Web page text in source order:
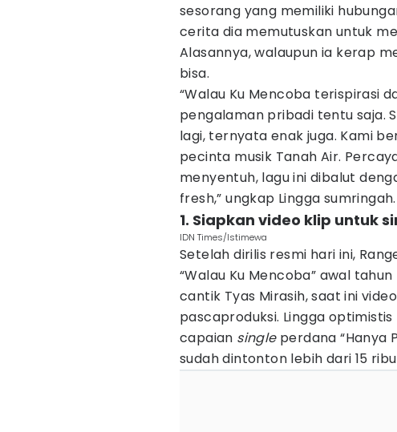
sesorang yang memiliki
cerita dia memutuskan untuk
Alasannya, walaupun ia kerap
bisa.
“Walau Ku Mencoba terispirasi
pengalaman pribadi tentu saja.
lagi, ternyata enak juga. Kami
pecinta musik Tanah Air.
menyentuh, lagu ini dibalut
fresh,” ungkap Lingga sumringah.
1. Siapkan video klip untuk
IDN Times/Istimewa
Setelah dirilis resmi hari ini,
“Walau Ku Mencoba” awal
cantik Tyas Mirasih, saat ini
pascaproduksi. Lingga optimistis
capaian singleperdana “Hanya
sudah dintonton lebih dari 15 ribu